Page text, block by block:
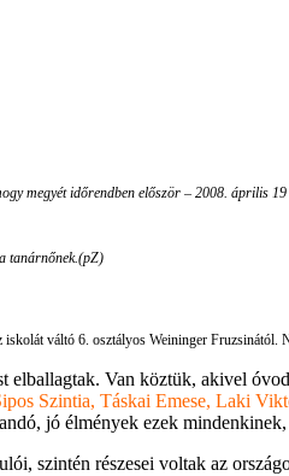
megyét időrendben először – 2008. április
tanárnőnek.(pZ)
váltó 6. osztályos Weininger Fruzsinától.
Van köztük, akivel
Szintia, Táskai Emese, Laki
jó élmények ezek
szintén részesei voltak az